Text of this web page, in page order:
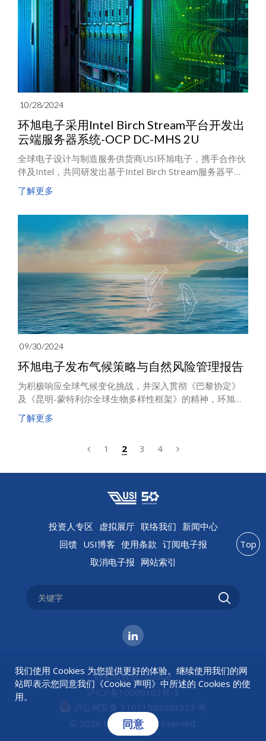
10/28/2024
环旭电子采用Intel Birch Stream平台开发出
云端服务器系统-OCP DC-MHS 2U
全球电子设计与制造服务供货商USI环旭电子，携手合作伙
伴及Intel，共同研发出基于Intel Birch Stream服务器平台
的OCP DC-MHS 2U云端服务器系统，为数据中心提供了强
大且灵活的运算及储存解决方案。
了解更多
09/30/2024
环旭电子发布气候策略与自然风险管理报告
为积极响应全球气候变化挑战，并深入贯彻《巴黎协定》
及《昆明-蒙特利尔全球生物多样性框架》的精神，环旭电
子继2021年发表气候相关财务信息披露报告之后，于今年
（2024年）正式对外发布《2023气候策略与自然风险管理
自然相关财务信息披露框架，以“治理、策略、风险与冲击
了解更多
1 2 3 4
投资人专区 虚拟展厅 联络我们 新闻中心
回馈 USI博客 使用条款 订阅电子报
取消电子报 网站索引
隐私权政策 |Cookie
沪ICP备10009103号-3
沪公网安备 31011502003323 号
© 2026 USI All rights reserved.
Top
我们使用 Cookies 为您提供更好的体验。继续使用我们的网
站即表示您同意我们《Cookie 声明》中所述的 Cookies 的使
用。
同意